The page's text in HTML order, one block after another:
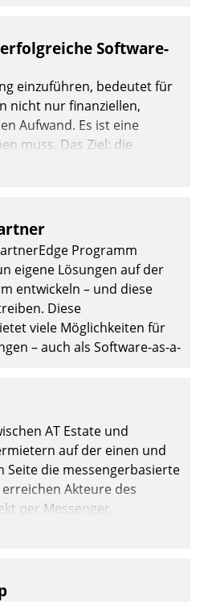
Software-
einzuführen, bedeutet für
nicht nur finanziellen,
Aufwand. Es ist eine
muss. Das Ziel: die
der Geschäftsabläufe. Damit
einige Grundregeln
Programm
eigene Lösungen auf der
entwickeln – und diese
Diese
viele Möglichkeiten für
– auch als Software-as-a-
AT Estate und
auf der einen und
Seite die messengerbasierte
Akteure des
per Messenger,
empfangen oder